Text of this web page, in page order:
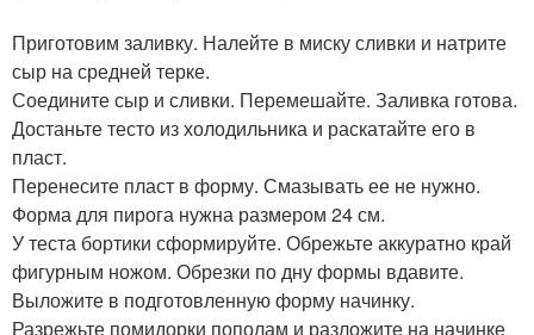
Приготовим заливку. Налейте в миску сливки и натрите
сыр на средней терке.
Соедините сыр и сливки. Перемешайте. Заливка готова.
Достаньте тесто из холодильника и раскатайте его в
пласт.
Перенесите пласт в форму. Смазывать ее не нужно.
Форма для пирога нужна размером 24 см.
У теста бортики сформируйте. Обрежьте аккуратно край
фигурным ножом. Обрезки по дну формы вдавите.
Выложите в подготовленную форму начинку.
Разрежьте помидорки пополам и разложите на начинке